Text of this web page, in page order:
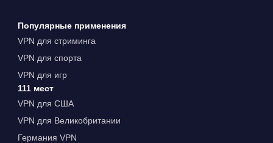
Популярные применения
VPN для стриминга
VPN для спорта
VPN для игр
111 мест
VPN для США
VPN для Великобритании
Германия VPN